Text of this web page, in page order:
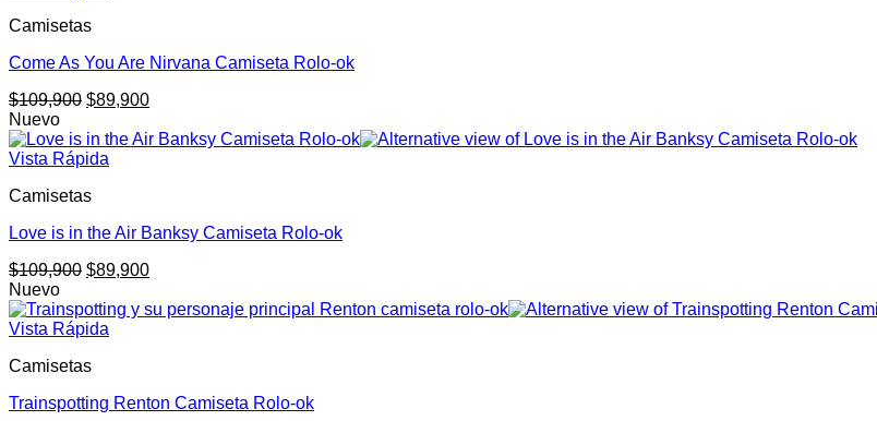
Camisetas
Come As You Are Nirvana Camiseta Rolo-ok
$109,900 El
original
era:
$89,900El
actual
Nuevo
Vista Rápida
Camisetas
Love is in the Air Banksy Camiseta Rolo-ok
$109,900 El
original
era:
$89,900El
actual
Nuevo
Vista Rápida
Camisetas
Trainspotting Renton Camiseta Rolo-ok